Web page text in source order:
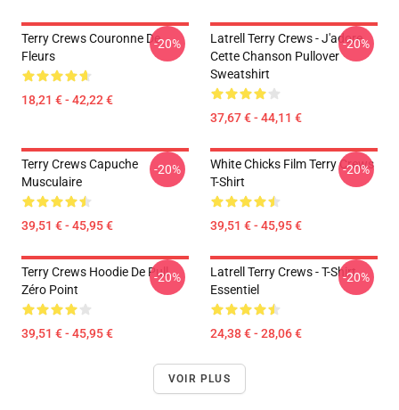
Terry Crews Couronne De
Fleurs
18,21 € - 42,22 €
-20%
Latrell Terry Crews - J'adore
Cette Chanson Pullover
Sweatshirt
37,67 € - 44,11 €
-20%
Terry Crews Capuche
Musculaire
39,51 € - 45,95 €
-20%
White Chicks Film Terry Crews
T-Shirt
39,51 € - 45,95 €
-20%
Terry Crews Hoodie De Pull
Zéro Point
39,51 € - 45,95 €
-20%
Latrell Terry Crews - T-Shirt
Essentiel
24,38 € - 28,06 €
-20%
VOIR PLUS